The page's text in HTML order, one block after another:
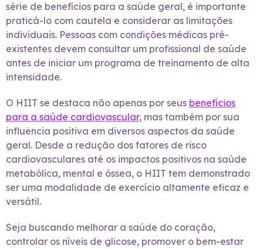
série de benefícios para a saúde geral, é importante
praticá-lo com cautela e considerar as limitações
individuais. Pessoas com condições médicas pré-
existentes devem consultar um profissional de saúde
antes de iniciar um programa de treinamento de alta
intensidade.
O HIIT se destaca não apenas por seus benefícios
para a saúde cardiovascular, mas também por sua
influência positiva em diversos aspectos da saúde
geral. Desde a redução dos fatores de risco
cardiovasculares até os impactos positivos na saúde
metabólica, mental e óssea, o HIIT tem demonstrado
ser uma modalidade de exercício altamente eficaz e
versátil.
Seja buscando melhorar a saúde do coração,
controlar os níveis de glicose, promover o bem-estar